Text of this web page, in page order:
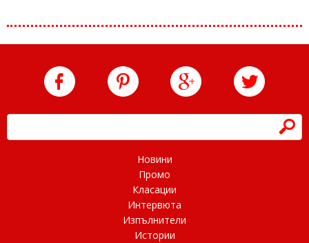
h
Новини
Промо
Класации
Интервюта
Изпълнители
Истории